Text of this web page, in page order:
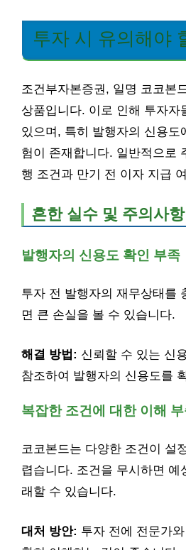
투자 시 유의해야
조건부자본증권, 일명 코코본
상품입니다. 이로 인해 투자자
있으며, 특히 발행자의 신용도
험이 존재합니다. 일반적으로
행 조건과 만기 전 이자 지급
흔한 실수 및 주의사항
발행자의 신용도 확인 부족
투자 전 발행자의 재무상태를
면 큰 손실을 볼 수 있습니다.
해결 방법: 신뢰할 수 있는 신
참조하여 발행자의 신용도를
복잡한 조건에 대한 이해
코코본드는 다양한 조건이 설
렵습니다. 조건을 무시하면 예
래할 수 있습니다.
대처 방안: 투자 전에 전문가